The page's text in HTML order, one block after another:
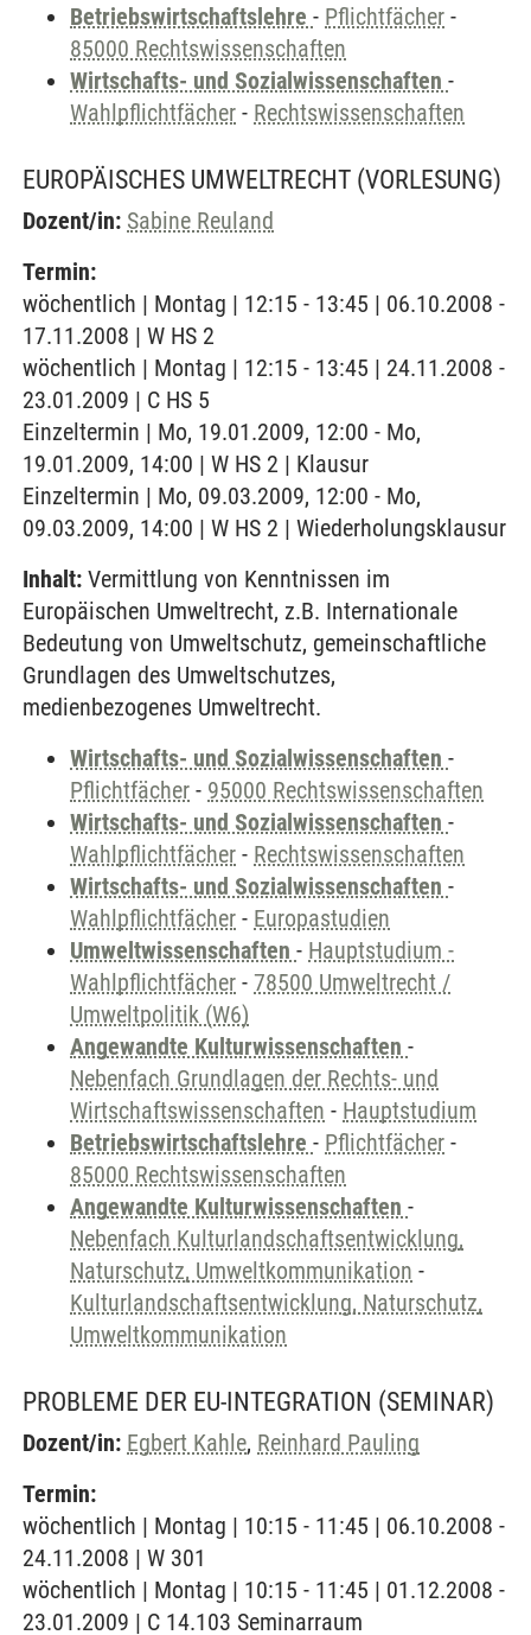
Betriebswirtschaftslehre - Pflichtfächer -
85000 Rechtswissenschaften
Wirtschafts- und Sozialwissenschaften -
Wahlpflichtfächer - Rechtswissenschaften
EUROPÄISCHES UMWELTRECHT (VORLESUNG)
Dozent/in: Sabine Reuland
Termin:
wöchentlich | Montag | 12:15 - 13:45 | 06.10.2008 -
17.11.2008 | W HS 2
wöchentlich | Montag | 12:15 - 13:45 | 24.11.2008 -
23.01.2009 | C HS 5
Einzeltermin | Mo, 19.01.2009, 12:00 - Mo,
19.01.2009, 14:00 | W HS 2 | Klausur
Einzeltermin | Mo, 09.03.2009, 12:00 - Mo,
09.03.2009, 14:00 | W HS 2 | Wiederholungsklausur
Inhalt: Vermittlung von Kenntnissen im
Europäischen Umweltrecht, z.B. Internationale
Bedeutung von Umweltschutz, gemeinschaftliche
Grundlagen des Umweltschutzes,
medienbezogenes Umweltrecht.
Wirtschafts- und Sozialwissenschaften -
Pflichtfächer - 95000 Rechtswissenschaften
Wirtschafts- und Sozialwissenschaften -
Wahlpflichtfächer - Rechtswissenschaften
Wirtschafts- und Sozialwissenschaften -
Wahlpflichtfächer - Europastudien
Umweltwissenschaften - Hauptstudium -
Wahlpflichtfächer - 78500 Umweltrecht /
Umweltpolitik (W6)
Angewandte Kulturwissenschaften -
Nebenfach Grundlagen der Rechts- und
Wirtschaftswissenschaften - Hauptstudium
Betriebswirtschaftslehre - Pflichtfächer -
85000 Rechtswissenschaften
Angewandte Kulturwissenschaften -
Nebenfach Kulturlandschaftsentwicklung,
Naturschutz, Umweltkommunikation -
Kulturlandschaftsentwicklung, Naturschutz,
Umweltkommunikation
PROBLEME DER EU-INTEGRATION (SEMINAR)
Dozent/in: Egbert Kahle, Reinhard Pauling
Termin:
wöchentlich | Montag | 10:15 - 11:45 | 06.10.2008 -
24.11.2008 | W 301
wöchentlich | Montag | 10:15 - 11:45 | 01.12.2008 -
23.01.2009 | C 14.103 Seminarraum